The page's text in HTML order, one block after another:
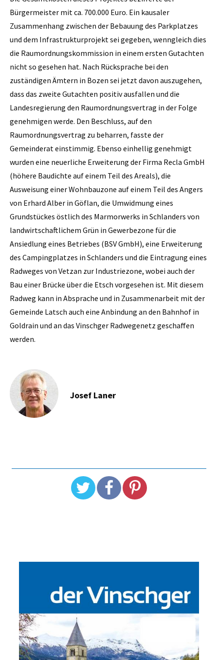
Bürgermeister mit ca. 700.000 Euro. Ein kausaler
Zusammenhang zwischen der Bebauung des Parkplatzes
und dem Infrastrukturprojekt sei gegeben, wenngleich dies
die Raumordnungskommission in einem ersten Gutachten
nicht so gesehen hat. Nach Rücksprache bei den
zuständigen Ämtern in Bozen sei jetzt davon auszugehen,
dass das zweite Gutachten positiv ausfallen und die
Landesregierung den Raumordnungsvertrag in der Folge
genehmigen werde. Den Beschluss, auf den
Raumordnungsvertrag zu beharren, fasste der
Gemeinderat einstimmig. Ebenso einhellig genehmigt
wurden eine neuerliche Erweiterung der Firma Recla GmbH
(höhere Baudichte auf einem Teil des Areals), die
Ausweisung einer Wohnbauzone auf einem Teil des Angers
von Erhard Alber in Göflan, die Umwidmung eines
Grundstückes östlich des Marmorwerks in Schlanders von
landwirtschaftlichem Grün in Gewerbezone für die
Ansiedlung eines Betriebes (BSV GmbH), eine Erweiterung
des Campingplatzes in Schlanders und die Eintragung eines
Radweges von Vetzan zur Industriezone, wobei auch der
Bau einer Brücke über die Etsch vorgesehen ist. Mit diesem
Radweg kann in Absprache und in Zusammenarbeit mit der
Gemeinde Latsch auch eine Anbindung an den Bahnhof in
Goldrain und an das Vinschger Radwegenetz geschaffen
werden.
Josef Laner